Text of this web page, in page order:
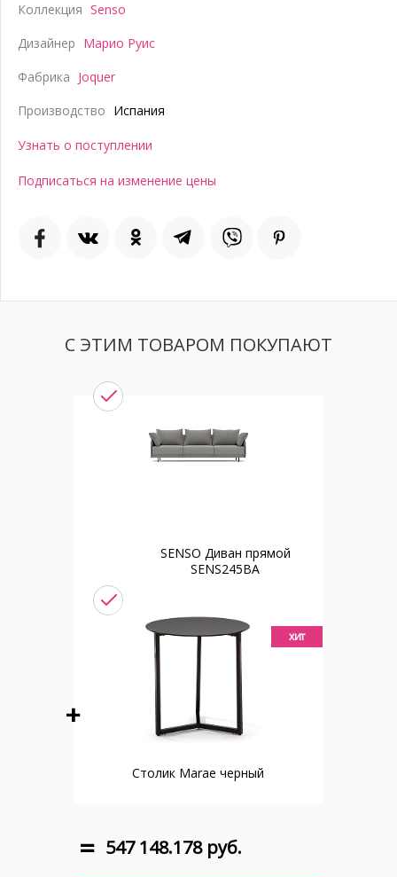
Коллекция Senso
Дизайнер Марио Руис
Фабрика Joquer
Производство Испания
Узнать о поступлении
Подписаться на изменение цены
С ЭТИМ ТОВАРОМ ПОКУПАЮТ
SENSO Диван прямой
SENS245BA
хит
Столик Marae черный
547 148.178 руб.